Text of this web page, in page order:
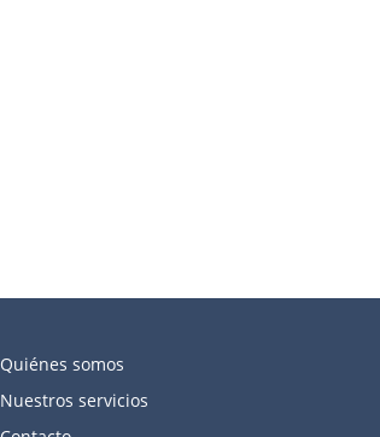
Quiénes somos
Nuestros servicios